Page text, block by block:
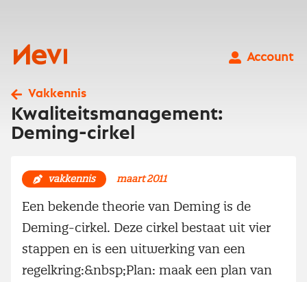
Nevi
Account
Vakkennis
Kwaliteitsmanagement:
Deming-cirkel
vakkennis maart 2011
Een bekende theorie van Deming is de
Deming-cirkel. Deze cirkel bestaat uit vier
stappen en is een uitwerking van een
regelkring:&nbsp;Plan: maak een plan van